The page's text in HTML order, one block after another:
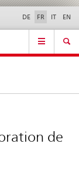
Contact | Support &
DE FR IT EN
de